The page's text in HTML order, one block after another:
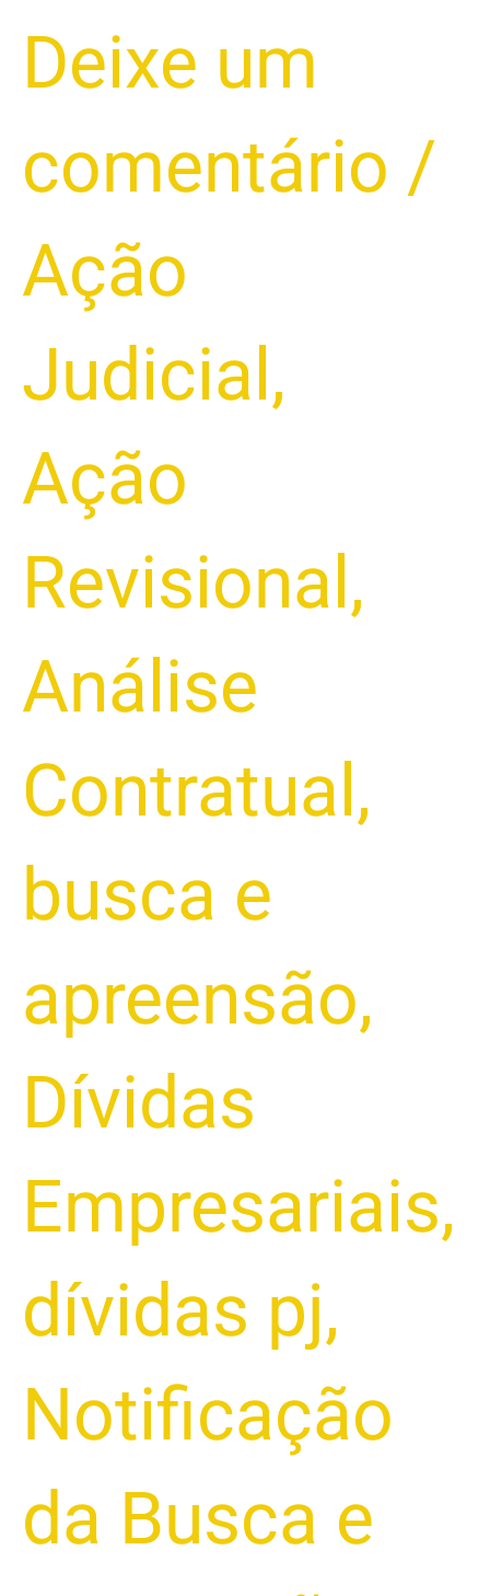
Deixe um
comentário /
Ação
Judicial ,
Ação
Revisional ,
Análise
Contratual ,
busca e
apreensão,
Dívidas
Empresariais,
dívidas pj,
Notificação
da Busca e
de
trabalho.